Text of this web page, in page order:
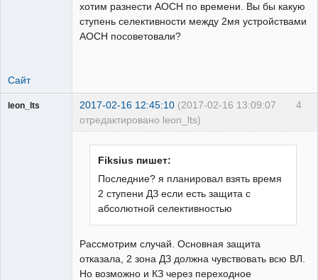
хотим разнести АОСН по времени. Вы бы какую
ступень селективности между 2мя устройствами
АОСН посоветовали?
Сайт
4
leon_lts 2017-02-16 12:45:10 (2017-02-16 13:09:07
отредактировано leon_lts)
Fiksius пишет:
Последние? я планировал взять время
2 ступени ДЗ если есть защита с
абсолютной селективностью
Рассмотрим случай. Основная защита
отказала, 2 зона ДЗ должна чувствовать всю ВЛ.
Но возможно и КЗ через переходное